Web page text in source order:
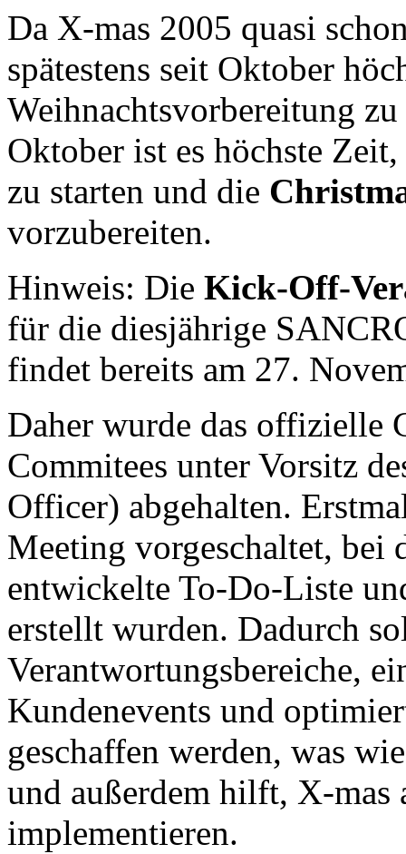
Da X-mas 2005 quasi
spätestens seit Oktober
Weihnachtsvorbereitung
Oktober ist es höchste
zu starten und die
vorzubereiten.
Hinweis: Die Kick-Off-
für die diesjährige
findet bereits am 27.
Daher wurde das offizielle
Commitees unter Vorsitz
Officer) abgehalten.
Meeting vorgeschaltet, bei
entwickelte To-Do-Liste
erstellt wurden. Dadurch
Verantwortungsbereiche,
Kundenevents und
geschaffen werden, was
und außerdem hilft, X-mas
implementieren.